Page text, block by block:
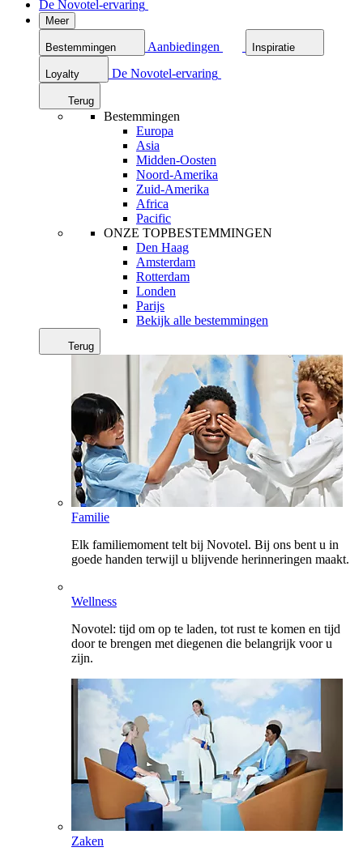
De Novotel-ervaring
Meer
Bestemmingen Aanbiedingen Inspiratie
Loyalty De Novotel-ervaring
Terug
Bestemmingen
Europa
Asia
Midden-Oosten
Noord-Amerika
Zuid-Amerika
Africa
Pacific
ONZE TOPBESTEMMINGEN
Den Haag
Amsterdam
Rotterdam
Londen
Parijs
Bekijk alle bestemmingen
Terug
Familie
Elk familiemoment telt bij Novotel. Bij ons bent u in
goede handen terwijl u blijvende herinneringen maakt.
Wellness
Novotel: tijd om op te laden, tot rust te komen en tijd
door te brengen met diegenen die belangrijk voor u
zijn.
Zaken